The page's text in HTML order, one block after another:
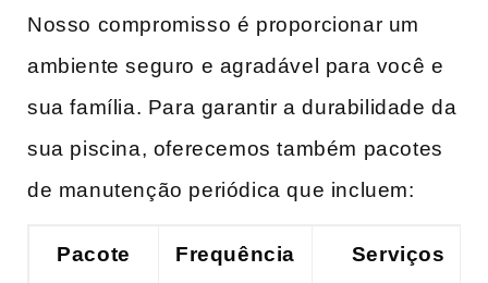
Nosso‍ compromisso‌ é proporcionar um
ambiente seguro e agradável para você e‍
sua família.​ Para garantir‌ a durabilidade da
sua piscina, oferecemos também pacotes
de manutenção periódica que incluem:
Pacote Frequência
Serviços ​